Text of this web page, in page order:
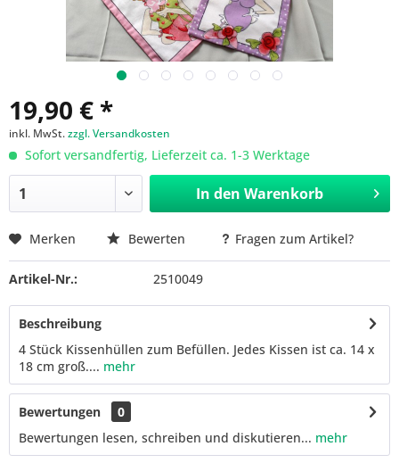
19,90 € *
inkl. MwSt.zzgl. Versandkosten
Sofort versandfertig, Lieferzeit ca. 1-3 Werktage
In den Warenkorb
Merken Bewerten Fragen zum Artikel?
Artikel-Nr.: 2510049
Beschreibung
4 Stück Kissenhüllen zum Befüllen. Jedes Kissen ist ca. 14 x
18 cm groß.... mehr
Bewertungen
0
Bewertungen lesen, schreiben und diskutieren... mehr